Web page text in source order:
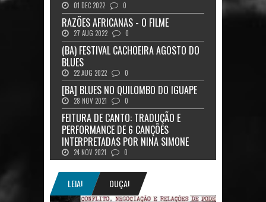
01 DEC 2022 0
RAZÕES AFRICANAS - O FILME
27 AUG 2022 0
(BA) FESTIVAL CACHOEIRA AGOSTO DO
BLUES
22 AUG 2022 0
[BA] BLUES NO QUILOMBO DO IGUAPE
28 NOV 2021 0
FEITURA DE CANTO: TRADUÇÃO E
PERFORMANCE DE 6 CANÇÕES
INTERPRETADAS POR NINA SIMONE
24 NOV 2021 0
LEIA! OUÇA!